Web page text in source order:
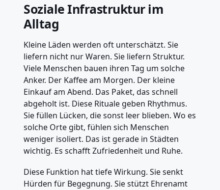
Soziale Infrastruktur im
Alltag
Kleine Läden werden oft unterschätzt. Sie
liefern nicht nur Waren. Sie liefern Struktur.
Viele Menschen bauen ihren Tag um solche
Anker. Der Kaffee am Morgen. Der kleine
Einkauf am Abend. Das Paket, das schnell
abgeholt ist. Diese Rituale geben Rhythmus.
Sie füllen Lücken, die sonst leer blieben. Wo es
solche Orte gibt, fühlen sich Menschen
weniger isoliert. Das ist gerade in Städten
wichtig. Es schafft Zufriedenheit und Ruhe.
Diese Funktion hat tiefe Wirkung. Sie senkt
Hürden für Begegnung. Sie stützt Ehrenamt